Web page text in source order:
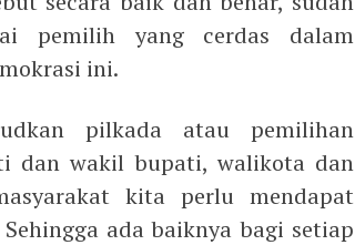
pemilih yang cerdas dalam
ini.
pilkada atau pemilihan
dan wakil bupati, walikota dan
kita perlu mendapat
ada baiknya bagi setiap